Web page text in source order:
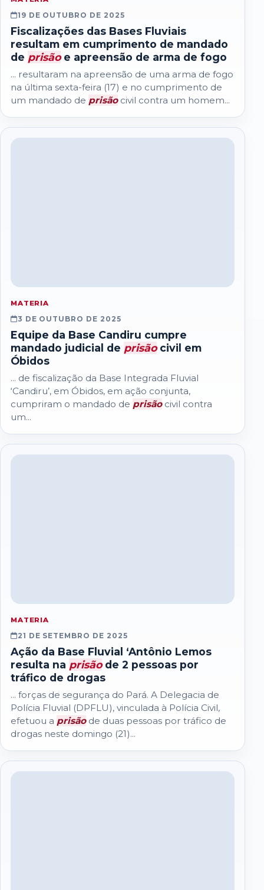
19 DE OUTUBRO DE 2025
Fiscalizações das Bases Fluviais
resultam em cumprimento de mandado
de prisãoe apreensão de arma de fogo
... resultaram na apreensão de uma arma de fogo
na última sexta-feira (17) e no cumprimento de
um mandado de prisãocivil contra um homem...
MATERIA
3 DE OUTUBRO DE 2025
Equipe da Base Candiru cumpre
mandado judicial de prisãocivil em
Óbidos
... de fiscalização da Base Integrada Fluvial
‘Candiru’, em Óbidos, em ação conjunta,
cumpriram o mandado de prisãocivil contra
um...
MATERIA
21 DE SETEMBRO DE 2025
Ação da Base Fluvial ‘Antônio Lemos
resulta na prisãode 2 pessoas por
tráfico de drogas
... forças de segurança do Pará. A Delegacia de
Polícia Fluvial (DPFLU), vinculada à Polícia Civil,
efetuou a prisãode duas pessoas por tráfico de
drogas neste domingo (21)...